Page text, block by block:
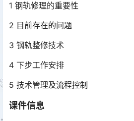
1 钢轨修理的重要性
2 目前存在的问题
3 钢轨整修技术
4 下步工作安排
5 技术管理及流程控制
课件信息